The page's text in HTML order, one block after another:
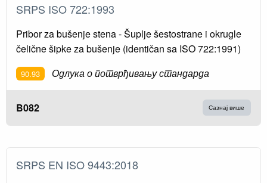
SRPS ISO 722:1993
Pribor za bušenje stena - Šuplje šestostrane i okrugle
čelične šipke za bušenje (identičan sa ISO 722:1991)
90.93 Одлука о потврђивању стандарда
B082 Сазнај више
SRPS EN ISO 9443:2018